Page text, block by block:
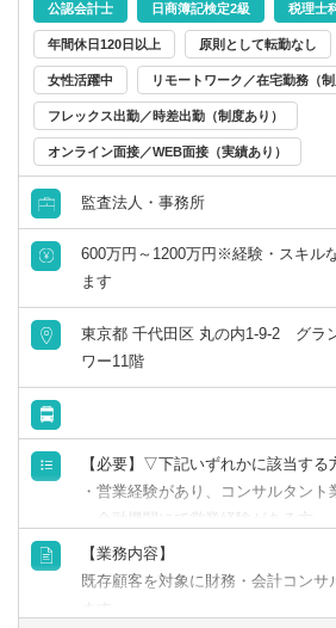
公認会計士 日商簿記検定2級 税理士
年間休日120日以上 原則として転勤なし
女性活躍中 リモートワーク／在宅勤務（制
フレックス出勤／時差出勤（制度あり）
オンライン面接／WEB面接（実績あり）
監査法人・事務所
600万円～1200万円※経験・スキル
ます
東京都 千代田区 丸の内1-9-2 グラ
ワー11階
【必要】▽下記いずれかに該当する
・営業経験があり、コンサルタン
・金融機関にて営業経験がある方
（中小企業をクライアントにしてい
・経営企画経験のある方
【業務内容】
既存顧客を対象に財務・会計コンサ